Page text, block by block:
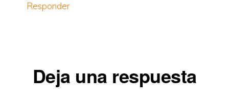
Responder
Deja una respuesta